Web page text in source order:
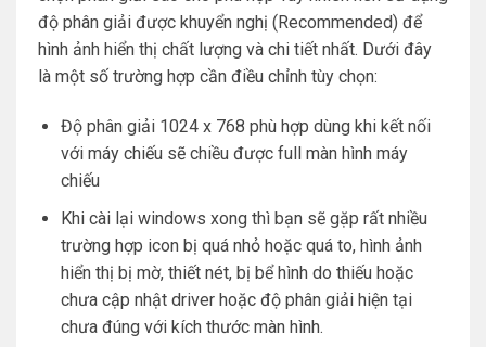
độ phân giải được khuyển nghị (Recommended) để
hình ảnh hiển thị chất lượng và chi tiết nhất. Dưới đây
là một số trường hợp cần điều chỉnh tùy chọn:
Độ phân giải 1024 x 768 phù hợp dùng khi kết nối
với máy chiếu sẽ chiều được full màn hình máy
chiếu
Khi cài lại windows xong thì bạn sẽ gặp rất nhiều
trường hợp icon bị quá nhỏ hoặc quá to, hình ảnh
hiển thị bị mờ, thiết nét, bị bể hình do thiếu hoặc
chưa cập nhật driver hoặc độ phân giải hiện tại
chưa đúng với kích thước màn hình.